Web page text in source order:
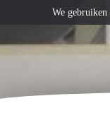
We gebruiken